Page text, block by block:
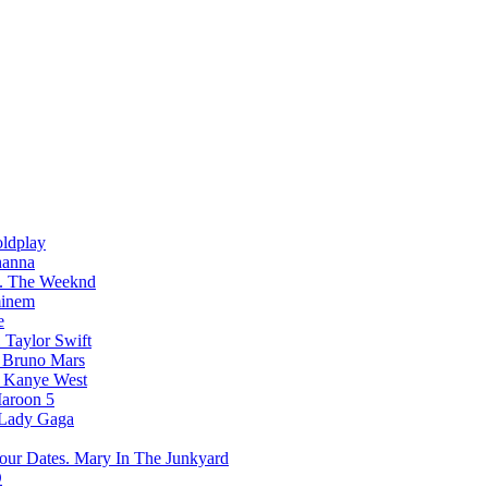
The Weeknd
Taylor Swift
Bruno Mars
Kanye West
5
Gaga
Mary In The Junkyard